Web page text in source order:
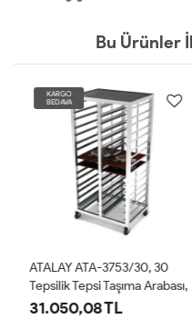
Bu Ürünler
KARGO
BEDAVA
ATALAY ATA-3753/30, 30
Tepsilik Tepsi Taşıma Arabası,
37x53 Cm
31.050,08 TL